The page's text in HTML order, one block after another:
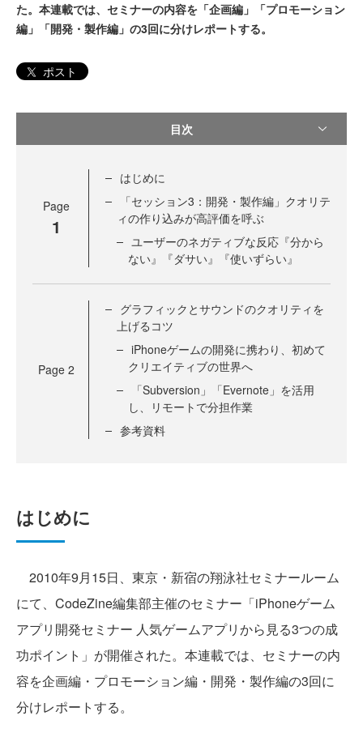
た。本連載では、セミナーの内容を「企画編」「プロモーション
編」「開発・製作編」の3回に分けレポートする。
ポスト
目次
Page
1
はじめに
「セッション3：開発・製作編」クオリテ
ィの作り込みが高評価を呼ぶ
ユーザーのネガティブな反応『分から
ない』『ダサい』『使いずらい』
Page 2
グラフィックとサウンドのクオリティを
上げるコツ
iPhoneゲームの開発に携わり、初めて
クリエイティブの世界へ
「Subversion」「Evernote」を活用
し、リモートで分担作業
参考資料
はじめに
2010年9月15日、東京・新宿の翔泳社セミナールーム
にて、CodeZine編集部主催のセミナー「iPhoneゲーム
アプリ開発セミナー 人気ゲームアプリから見る3つの成
功ポイント」が開催された。本連載では、セミナーの内
容を企画編・プロモーション編・開発・製作編の3回に
分けレポートする。